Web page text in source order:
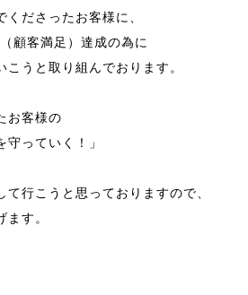
ださったお客様に、
顧客満足）達成の為に
こうと取り組んでおります。
お客様の
守っていく！」
て行こうと思っておりますので、
す。